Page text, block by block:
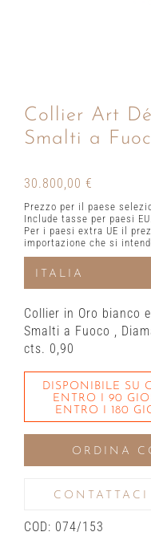
Collier Art
Smalti a
30.800,00 €
Prezzo per il paese
Include tasse per paesi EU.
Per i paesi extra UE il
importazione che si
Collier in Oro bianco
Smalti a Fuoco ,
cts. 0,90
DISPONIBILE SU
ENTRO I 90
ENTRO I 180
ORDINA
COD: 074/153